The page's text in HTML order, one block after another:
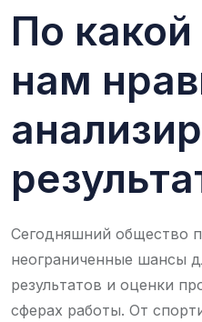
По
нам
Сегодняшний общество
неограниченные шансы
результатов и оценки
сферах работы. От